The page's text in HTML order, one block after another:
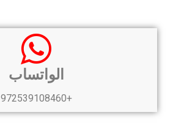
الواتساب
+972539108460